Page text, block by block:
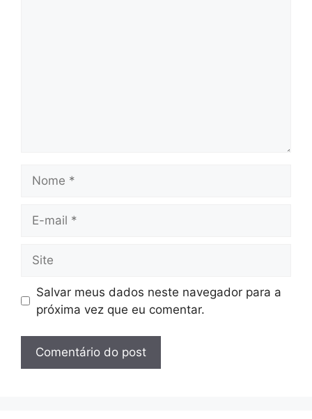
mail
Salvar meus dados neste navegador para a
próxima vez que eu comentar.